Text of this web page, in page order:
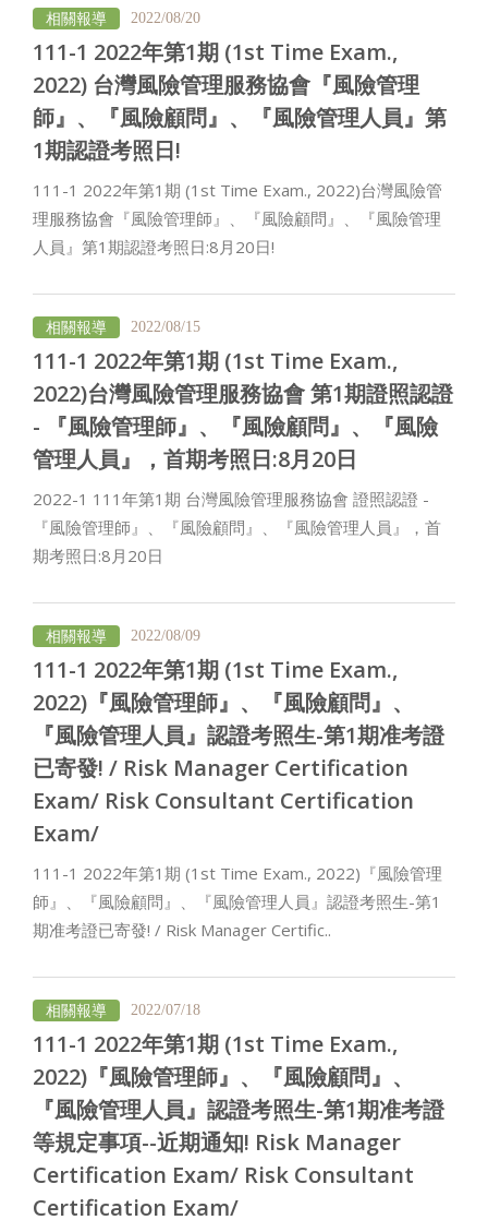
相關報導 2022/08/20
111-1 2022年第1期 (1st Time Exam.,
2022) 台灣風險管理服務協會『風險管理
師』、『風險顧問』、『風險管理人員』第
1期認證考照日!
111-1 2022年第1期 (1st Time Exam., 2022)台灣風險管
理服務協會『風險管理師』、『風險顧問』、『風險管理
人員』第1期認證考照日:8月20日!
相關報導 2022/08/15
111-1 2022年第1期 (1st Time Exam.,
2022)台灣風險管理服務協會 第1期證照認證
- 『風險管理師』、『風險顧問』、『風險
管理人員』，首期考照日:8月20日
2022-1 111年第1期 台灣風險管理服務協會 證照認證 -
『風險管理師』、『風險顧問』、『風險管理人員』，首
期考照日:8月20日
相關報導 2022/08/09
111-1 2022年第1期 (1st Time Exam.,
2022)『風險管理師』、『風險顧問』、
『風險管理人員』認證考照生-第1期准考證
已寄發! / Risk Manager Certification
Exam/ Risk Consultant Certification
Exam/
111-1 2022年第1期 (1st Time Exam., 2022)『風險管理
師』、『風險顧問』、『風險管理人員』認證考照生-第1
期准考證已寄發! / Risk Manager Certific..
相關報導 2022/07/18
111-1 2022年第1期 (1st Time Exam.,
2022)『風險管理師』、『風險顧問』、
『風險管理人員』認證考照生-第1期准考證
等規定事項--近期通知! Risk Manager
Certification Exam/ Risk Consultant
Certification Exam/